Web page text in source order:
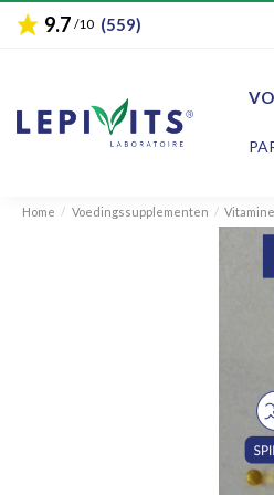
star9.7 /10 (559)
Home Voedingssupplementen